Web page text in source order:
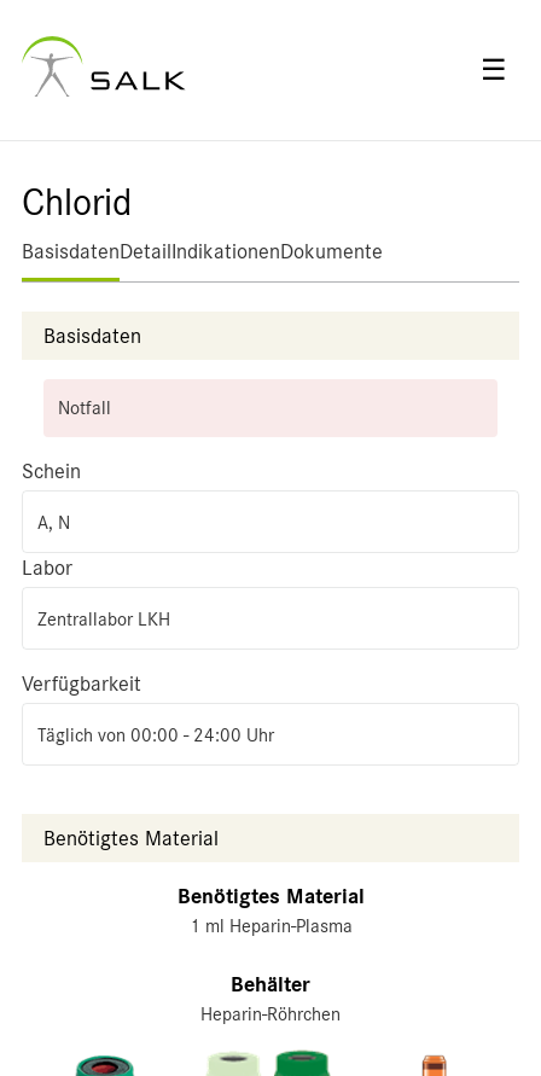
☰
Chlorid
BasisdatenDetailIndikationenDokumente
Basisdaten
Notfall
Schein
A, N
Labor
Zentrallabor LKH
Verfügbarkeit
Täglich von 00:00 - 24:00 Uhr
Benötigtes Material
Benötigtes Material
1 ml Heparin-Plasma
Behälter
Heparin-Röhrchen